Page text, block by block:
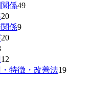
係49
20
係9
20
12
特徴・改善法19